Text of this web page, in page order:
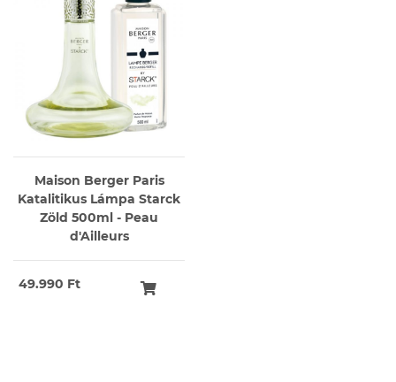
Maison Berger Paris
Katalitikus Lámpa Starck
Zöld 500ml - Peau
d'Ailleurs
49.990 Ft